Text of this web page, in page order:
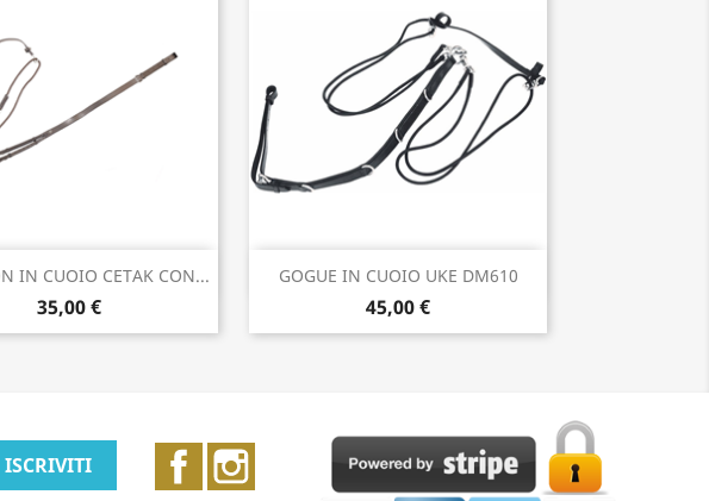
IN CUOIO CETAK CON...
35,00 €
Anteprima GOGUE IN CUOIO UKE DM610
45,00 €
 Anteprima
Facebook